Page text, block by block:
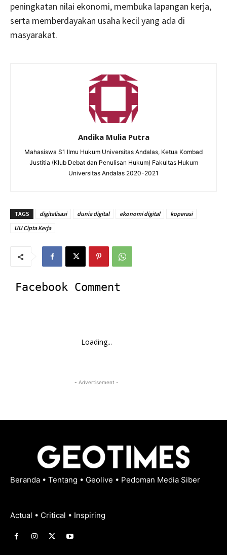
peningkatan nilai ekonomi, membuka lapangan kerja,
serta memberdayakan usaha kecil yang ada di
masyarakat.
Andika Mulia Putra
Mahasiswa S1 Ilmu Hukum Universitas Andalas, Ketua Kombad
Justitia (Klub Debat dan Penulisan Hukum) Fakultas Hukum
Universitas Andalas 2020-2021
TAGS digitalisasi dunia digital ekonomi digital
koperasi
UU Cipta Kerja
Facebook Comment
Loading...
- Advertisement -
Beranda • Tentang • Geolive • Pedoman Media Siber
Actual • Critical • Inspiring